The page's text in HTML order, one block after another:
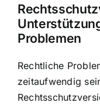
Problemen
Rechtliche
zeitaufwendig